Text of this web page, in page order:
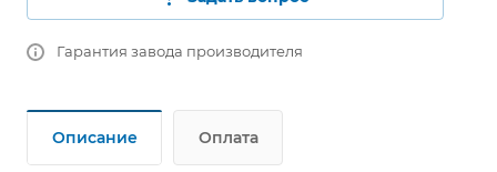
Гарантия завода производителя
Описание Оплата